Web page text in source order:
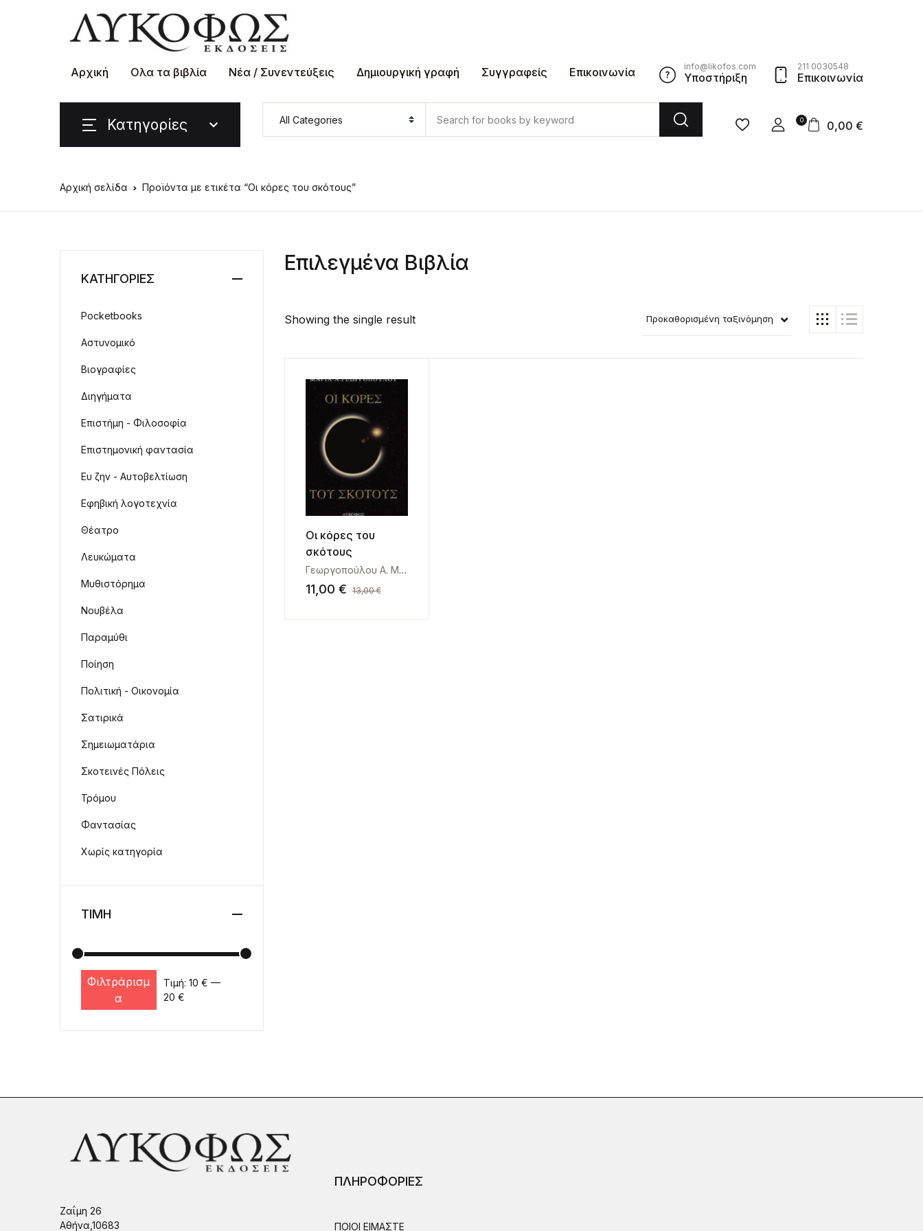
Αρχική Ολα τα βιβλία Νέα / Συνεντεύξεις Δημιουργική γραφή Συγγραφείς Επικοινωνία info@likofos.com
Υποστήριξη
211 0030548
Επικοινωνία
Κατηγορίες 0 0,00 €
Αρχική σελίδα Προϊόντα με ετικέτα “Οι κόρες του σκότους”
Επιλεγμένα Βιβλία
Showing the single result Προκαθορισμένη ταξινόμηση
Οι κόρες του
σκότους
Γεωργοπούλου Α. Μαρία
11,00 € 13,00€
ΚΑΤΗΓΟΡΙΕΣ
Pocketbooks
Αστυνομικό
Βιογραφίες
Διηγήματα
Επιστήμη - Φιλοσοφία
Επιστημονική φαντασία
Ευ ζην - Αυτοβελτίωση
Εφηβική λογοτεχνία
Θέατρο
Λευκώματα
Μυθιστόρημα
Νουβέλα
Παραμύθι
Ποίηση
Πολιτική - Οικονομία
Σατιρικά
Σημειωματάρια
Σκοτεινές Πόλεις
Τρόμου
Φαντασίας
Χωρίς κατηγορία
ΤΙΜΗ
Ελάχιστη τιμή
Μέγιστη τιμή
Φιλτράρισμ
α
Τιμή: 10 € —
20 €
Ζαΐμη 26
Αθήνα,10683
ΠΛΗΡΟΦΟΡΙΕΣ
ΠΟΙΟΙ ΕΙΜΑΣΤΕ